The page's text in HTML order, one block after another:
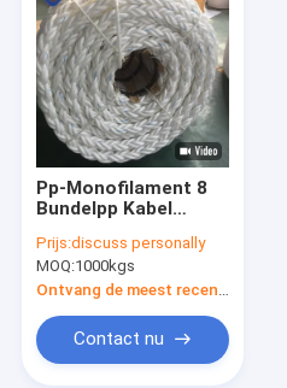
Pp-Monofilament 8
Bundelpp Kabel
- 160mm voor Marine
Prijs:discuss personally
MOQ:1000kgs
Contact nu